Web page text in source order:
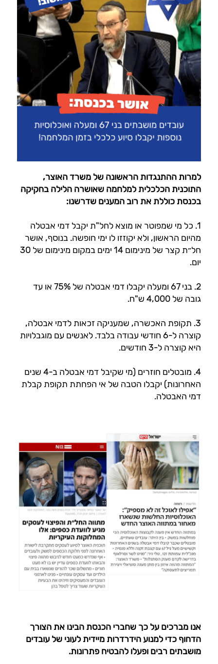
למרות ההתנגדות הראשונה של משרד האוצר,
התוכנית הכלכלית למלחמה שאושרה הלילה בחקיקה
בכנסת כוללת את רוב המענים שדרשנו:
1. כל מי שמפוטר או מוצא לחל"ת יקבל דמי אבטלה
מהיום הראשון, ולא יקוזזו לו ימי חופשה. בנוסף, אושר
חל״ת קצר של מינימום 14 ימים במקום מינימום של 30
יום.
2. בני 67 ומעלה יקבלו דמי אבטלה של 75% או עד
גובה של 4,000 ש"ח.
3. תקופת האכשרה, שמעניקה זכאות לדמי אבטלה,
קוצרה ל-6 חודשי עבודה בלבד. לאנשים עם מוגבלויות
היא קוצרה ל-3 חודשים.
4. מובטלים חוזרים (מי שקיבל דמי אבטלה ב-4 שנים
האחרונות) יקבלו הטבה של אי הפחתת תקופת קבלת
דמי האבטלה.
אנו מברכים על כך שחברי הכנסת הבינו את הצורך
הדחוף כדי למנוע הידרדרות מיידית לעוני של עובדים
מושבתים רבים ופעלו להבטיח פתרונות.